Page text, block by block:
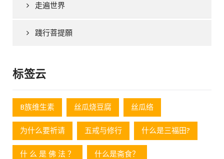
走遍世界
踐行菩提願
标签云
B族维生素 丝瓜烧豆腐 丝瓜络
为什么要祈请 五戒与修行 什么是三福田?
什 么 是 佛 法 ？ 什么是斋食？